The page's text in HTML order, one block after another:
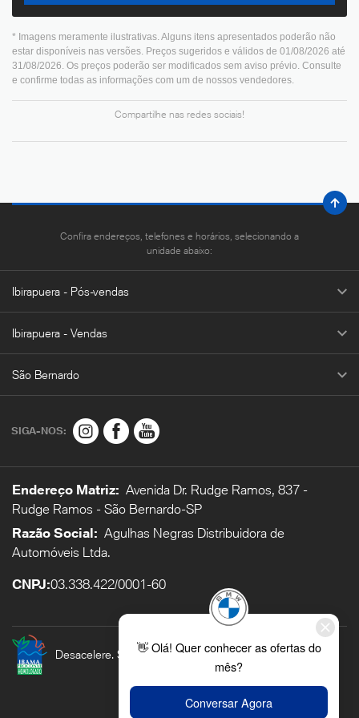
* Imagens meramente ilustrativas. Alguns itens apresentados poderão não
estar disponíveis nas versões. Preços sugeridos e válidos de 01/08/2026 até
31/08/2026. Os preços poderão ser modificados sem aviso prévio. Consulte
e confirme todas as informações com um de nossos vendedores.
Compartilhe nas redes sociais!
Confira endereços, telefones e horários, selecionando a
unidade abaixo:
Ibirapuera - Pós-vendas
Ibirapuera - Vendas
São Bernardo
SIGA-NOS:
Endereço Matriz: Avenida Dr. Rudge Ramos, 837 -
Rudge Ramos - São Bernardo-SP
Razão Social: Agulhas Negras Distribuidora de
Automóveis Ltda.
CNPJ:03.338.422/0001-60
Desacelere. Seu bem maior é a vida.